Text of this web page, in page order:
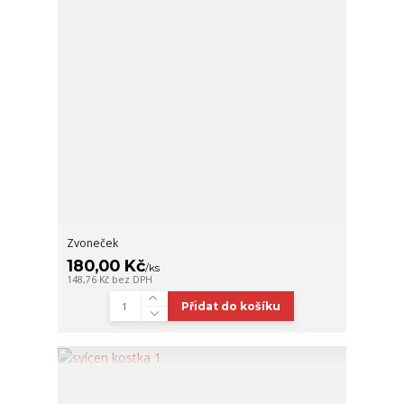
Zvoneček
180,00 Kč/ks
148,76 Kč bez DPH
Přidat do košíku